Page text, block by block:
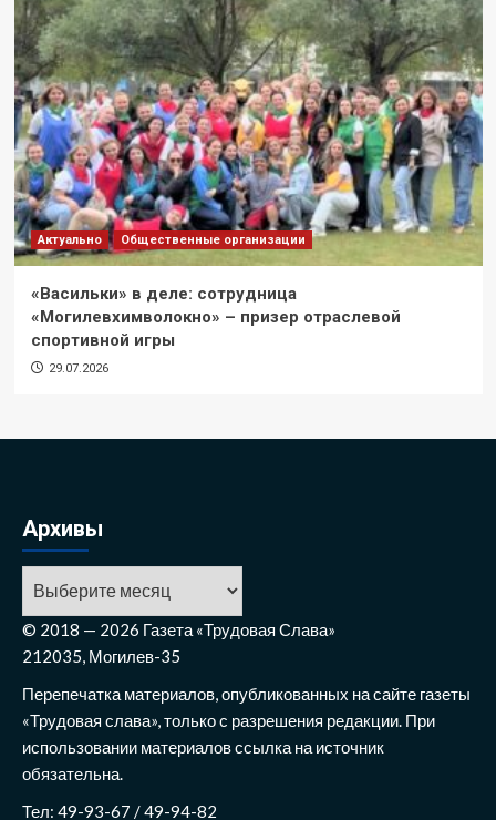
Актуально Общественные организации
«Васильки» в деле: сотрудница
«Могилевхимволокно» – призер отраслевой
спортивной игры
29.07.2026
Архивы
Архивы
© 2018 — 2026 Газета «Трудовая Слава»
212035, Могилев-35
Перепечатка материалов, опубликованных на сайте газеты
«Трудовая слава», только с разрешения редакции. При
использовании материалов ссылка на источник
обязательна.
Тел: 49-93-67 / 49-94-82